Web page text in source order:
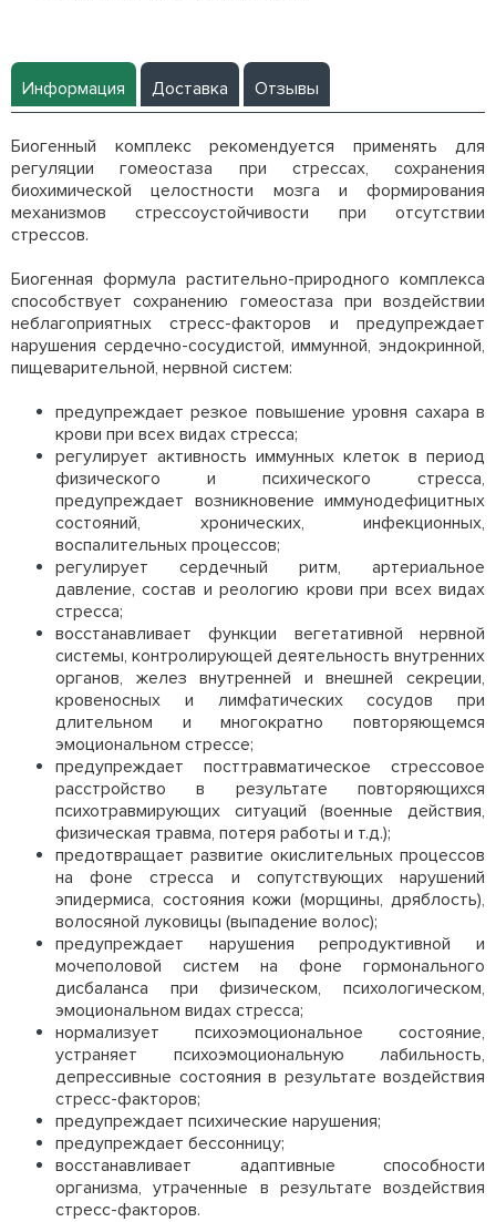
Информация Доставка Отзывы
Биогенный комплекс рекомендуется применять для
регуляции гомеостаза при стрессах, сохранения
биохимической целостности мозга и формирования
механизмов стрессоустойчивости при отсутствии
стрессов.
Биогенная формула растительно-природного комплекса
способствует сохранению гомеостаза при воздействии
неблагоприятных стресс-факторов и предупреждает
нарушения сердечно-сосудистой, иммунной, эндокринной,
пищеварительной, нервной систем:
предупреждает резкое повышение уровня сахара в
крови при всех видах стресса;
регулирует активность иммунных клеток в период
физического и психического стресса,
предупреждает возникновение иммунодефицитных
состояний, хронических, инфекционных,
воспалительных процессов;
регулирует сердечный ритм, артериальное
давление, состав и реологию крови при всех видах
стресса;
восстанавливает функции вегетативной нервной
системы, контролирующей деятельность внутренних
органов, желез внутренней и внешней секреции,
кровеносных и лимфатических сосудов при
длительном и многократно повторяющемся
эмоциональном стрессе;
предупреждает посттравматическое стрессовое
расстройство в результате повторяющихся
психотравмирующих ситуаций (военные действия,
физическая травма, потеря работы и т.д.);
предотвращает развитие окислительных процессов
на фоне стресса и сопутствующих нарушений
эпидермиса, состояния кожи (морщины, дряблость),
волосяной луковицы (выпадение волос);
предупреждает нарушения репродуктивной и
мочеполовой систем на фоне гормонального
дисбаланса при физическом, психологическом,
эмоциональном видах стресса;
нормализует психоэмоциональное состояние,
устраняет психоэмоциональную лабильность,
депрессивные состояния в результате воздействия
стресс-факторов;
предупреждает психические нарушения;
предупреждает бессонницу;
восстанавливает адаптивные способности
организма, утраченные в результате воздействия
стресс-факторов.